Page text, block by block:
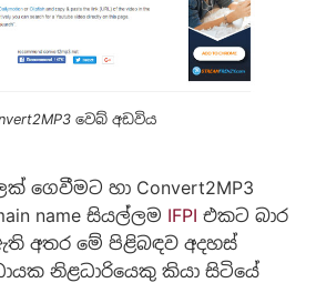
වෙබ් අඩවිය
ගෙවීමට හා Convert2MP3
name සියල්ලම IFPI එකට බාර
අතර මේ පිළිබඳව අදහස්
නිළධාරියෙකු කියා සිටියේ